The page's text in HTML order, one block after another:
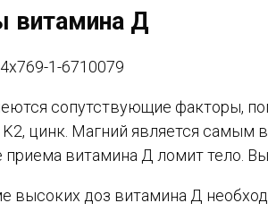
витамина Д
сопутствующие факторы,
цинк. Магний является
приема витамина Д ломит тело.
высоких доз витамина Д